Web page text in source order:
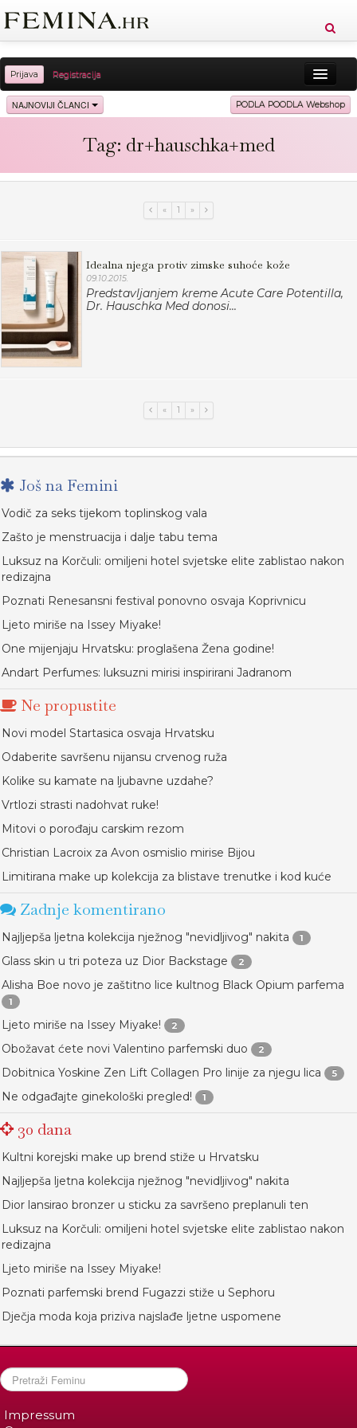
Prijava Registracija
Sreća Zdravlje Vitkost
Ljubav Relax Putovanja
NAJNOVIJI ČLANCI PODLA POODLA Webshop
Tag: dr+hauschka+med
« 1 »
Idealna njega protiv zimske suhoće kože
09.10.2015.
Predstavljanjem kreme Acute Care Potentilla,
Dr. Hauschka Med donosi...
« 1 »
Još na Femini
Vodič za seks tijekom toplinskog vala
Zašto je menstruacija i dalje tabu tema
Luksuz na Korčuli: omiljeni hotel svjetske elite zablistao nakon
redizajna
Poznati Renesansni festival ponovno osvaja Koprivnicu
Ljeto miriše na Issey Miyake!
One mijenjaju Hrvatsku: proglašena Žena godine!
Andart Perfumes: luksuzni mirisi inspirirani Jadranom
Ne propustite
Novi model Startasica osvaja Hrvatsku
Odaberite savršenu nijansu crvenog ruža
Kolike su kamate na ljubavne uzdahe?
Vrtlozi strasti nadohvat ruke!
Mitovi o porođaju carskim rezom
Christian Lacroix za Avon osmislio mirise Bijou
Limitirana make up kolekcija za blistave trenutke i kod kuće
Zadnje komentirano
Najljepša ljetna kolekcija nježnog "nevidljivog" nakita 1
Glass skin u tri poteza uz Dior Backstage 2
Alisha Boe novo je zaštitno lice kultnog Black Opium parfema
1
Ljeto miriše na Issey Miyake! 2
Obožavat ćete novi Valentino parfemski duo 2
Dobitnica Yoskine Zen Lift Collagen Pro linije za njegu lica 5
Ne odgađajte ginekološki pregled! 1
30 dana
Kultni korejski make up brend stiže u Hrvatsku
Najljepša ljetna kolekcija nježnog "nevidljivog" nakita
Dior lansirao bronzer u sticku za savršeno preplanuli ten
Luksuz na Korčuli: omiljeni hotel svjetske elite zablistao nakon
redizajna
Ljeto miriše na Issey Miyake!
Poznati parfemski brend Fugazzi stiže u Sephoru
Dječja moda koja priziva najslađe ljetne uspomene
Impressum